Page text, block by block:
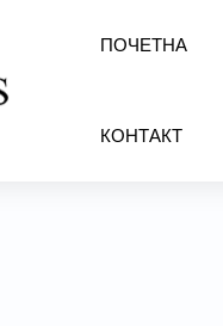
ПОЧЕТНА
КОНТАКТ